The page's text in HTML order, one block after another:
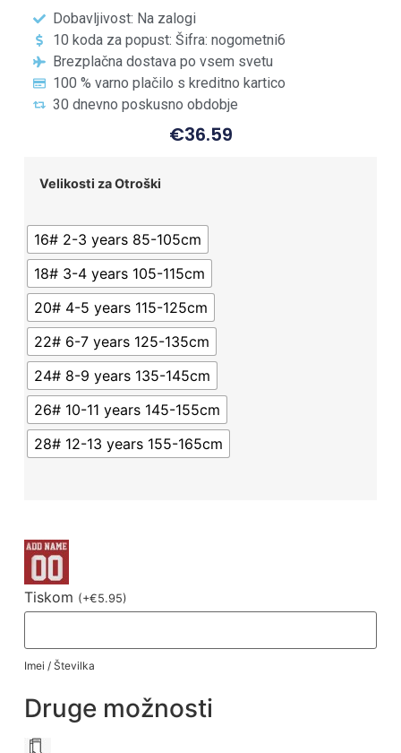
Dobavljivost: Na zalogi
10 koda za popust: Šifra: nogometni6
Brezplačna dostava po vsem svetu
100 % varno plačilo s kreditno kartico
30 dnevno poskusno obdobje
€36.59
Velikosti za Otroški
16# 2-3 years 85-105cm
18# 3-4 years 105-115cm
20# 4-5 years 115-125cm
22# 6-7 years 125-135cm
24# 8-9 years 135-145cm
26# 10-11 years 145-155cm
28# 12-13 years 155-165cm
Tiskom (+€5.95)
Imei / Številka
Druge možnosti